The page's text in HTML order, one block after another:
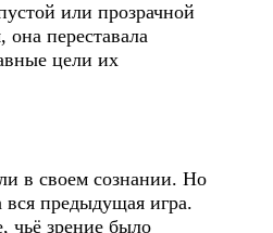
или прозрачной
переставала
цели их
в своем сознании. Но
предыдущая игра.
чьё зрение было